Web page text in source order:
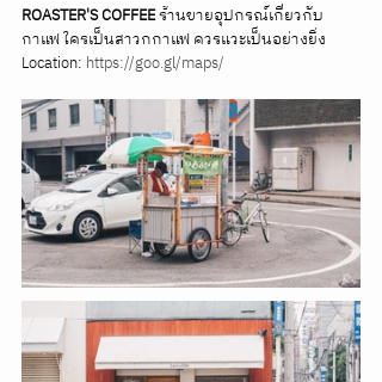
ROASTER'S COFFEE ร้านขายอุปกรณ์เกี่ยวกับ
กาแฟ ใครเป็นสาวกกาแฟ ควรแวะเป็นอย่างยิ่ง
Location: https://goo.gl/maps/